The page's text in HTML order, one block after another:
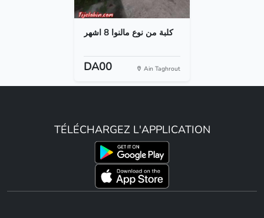
كلبة من نوع مالنوا 8 اشهر
DA00 Ain Taghrout
TÉLÉCHARGEZ L'APPLICATION